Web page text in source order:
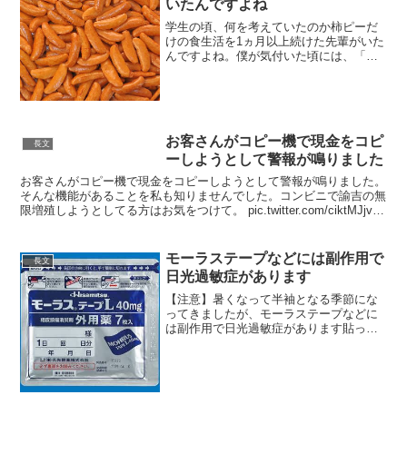
いたんですよね
学生の頃、何を考えていたのか柿ピーだ
けの食生活を1ヵ月以上続けた先輩がいた
んですよね。僕が気付いた頃には、「味
長文
お客さんがコピー機で現金をコピ
ーしようとして警報が鳴りました
お客さんがコピー機で現金をコピーしようとして警報が鳴りました。
そんな機能があることを私も知りませんでした。コンビニで諭吉の無
限増殖しようとしてる方はお気をつけて。 pic.twitter.com/ciktMJjvlR
長文
モーラステープなどには副作用で
日光過敏症があります
【注意】暑くなって半袖となる季節にな
ってきましたが、モーラステープなどに
は副作用で日光過敏症があります貼って